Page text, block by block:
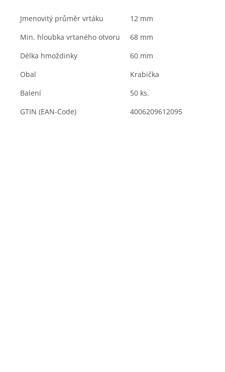
Jmenovitý průměr vrtáku 12 mm
Min. hloubka vrtaného otvoru
68 mm
Délka hmoždinky
60 mm
Obal
Krabička
Balení
50 ks.
GTIN (EAN-Code)
4006209612095